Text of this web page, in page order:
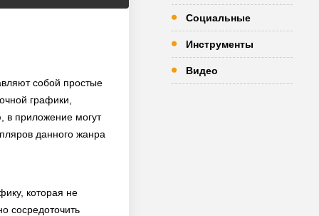
собой простые
графики,
в приложение могут
данного жанра
которая не
сосредоточить
Социальные
Инструменты
Видео